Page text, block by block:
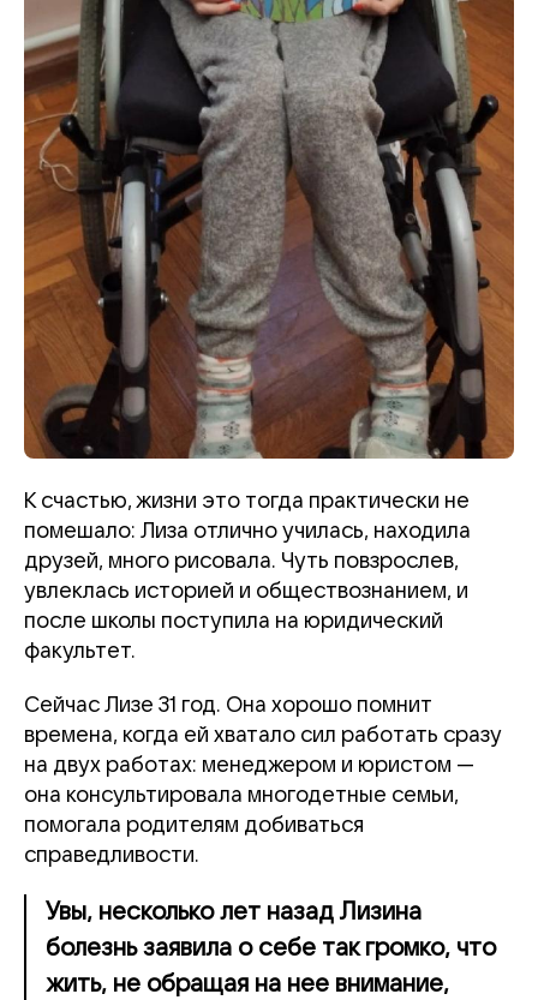
К счастью, жизни это тогда практически не
помешало: Лиза отлично училась, находила
друзей, много рисовала. Чуть повзрослев,
увлеклась историей и обществознанием, и
после школы поступила на юридический
факультет.
Сейчас Лизе 31 год. Она хорошо помнит
времена, когда ей хватало сил работать сразу
на двух работах: менеджером и юристом —
она консультировала многодетные семьи,
помогала родителям добиваться
справедливости.
Увы, несколько лет назад Лизина
болезнь заявила о себе так громко, что
жить, не обращая на нее внимание,